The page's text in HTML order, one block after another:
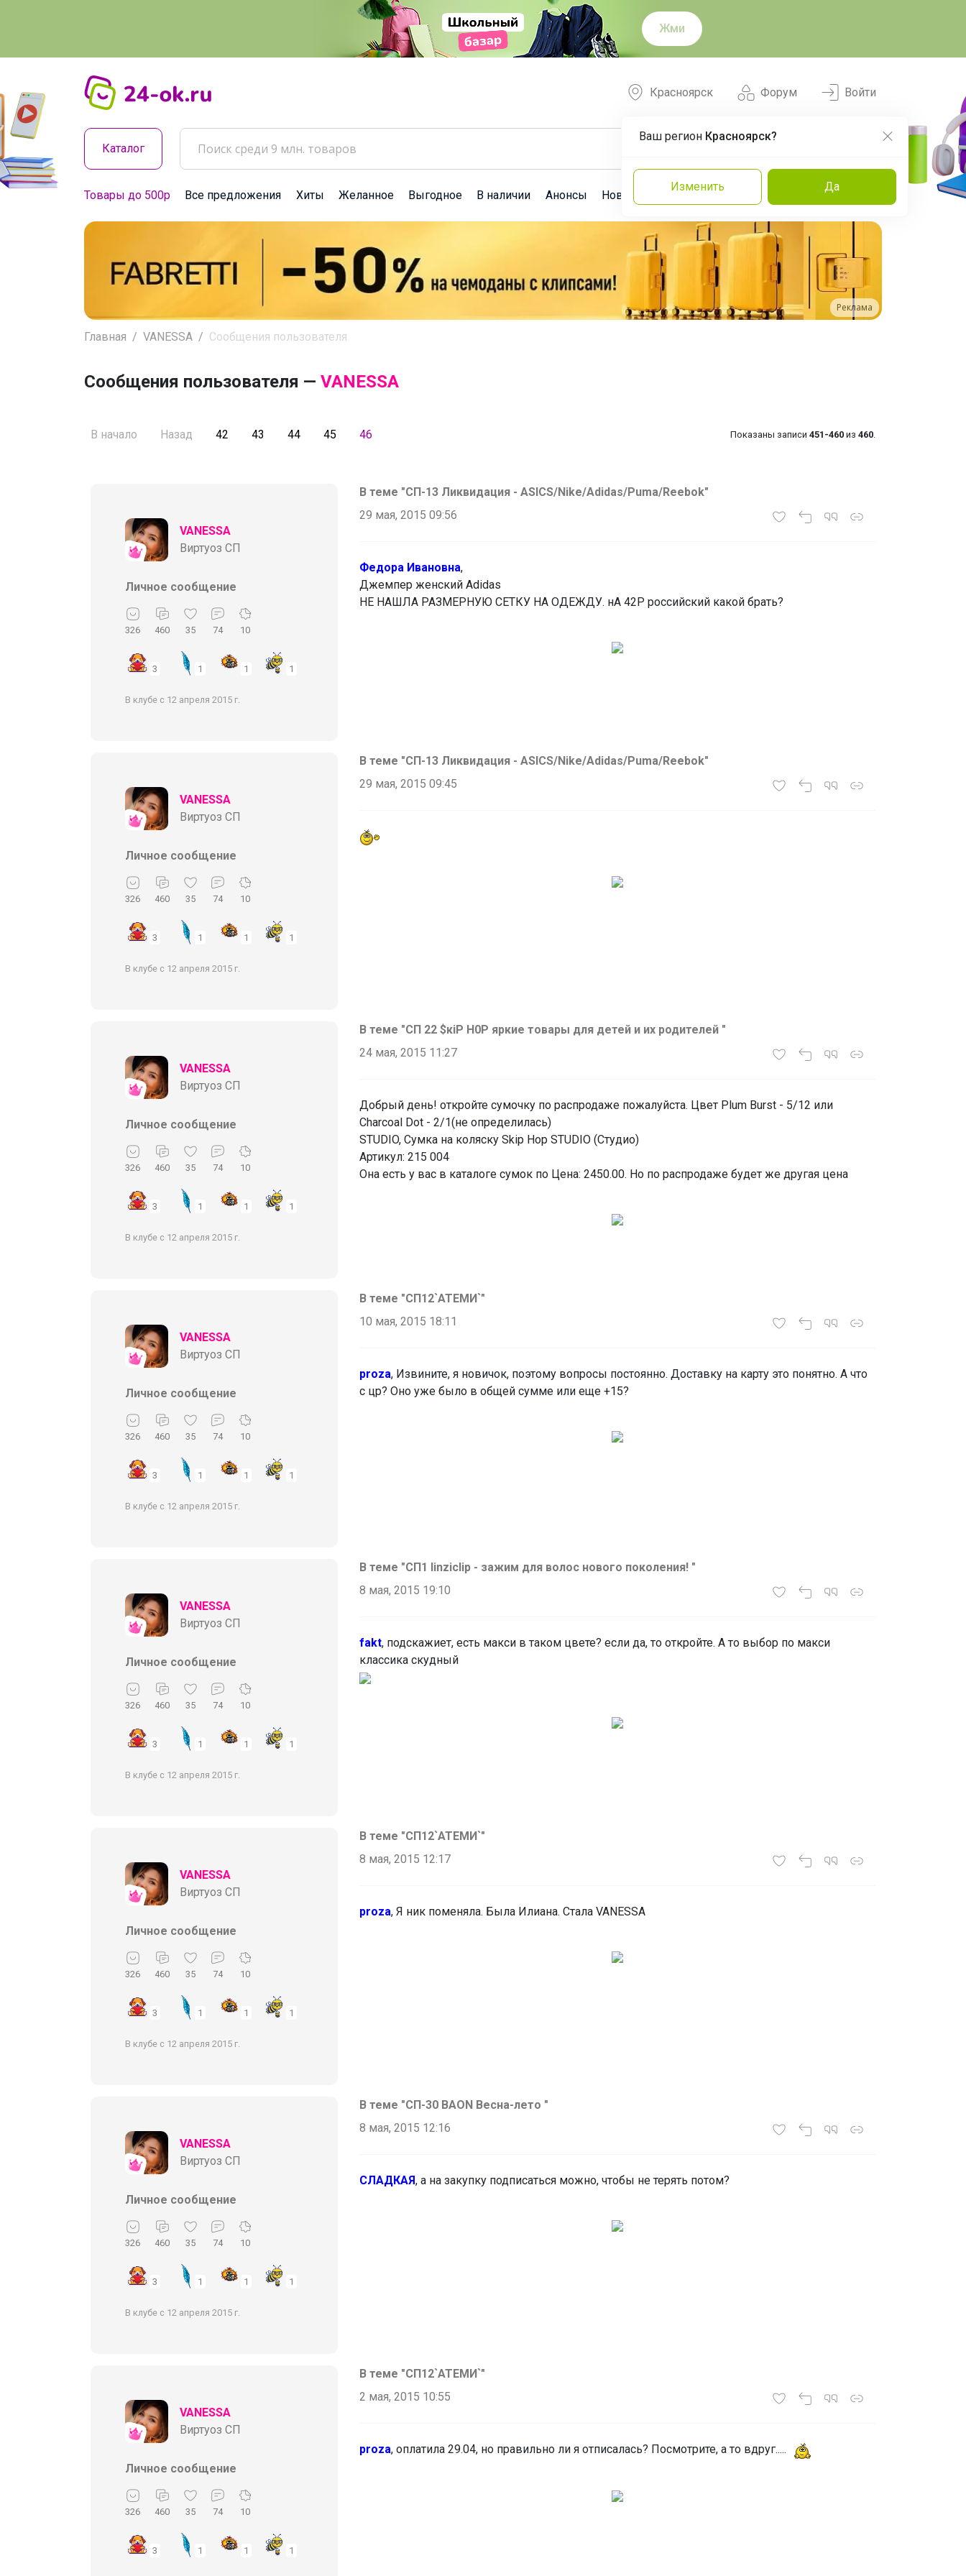
Жми
Форум
Красноярск
Ваш регион Красноярск?
Изменить Да
Войти
Каталог
Товары до 500р Все предложения Хиты Желанное Выгодное В наличии Анонсы Новости Команда Эксперты
Реклама
Главная VANESSA Сообщения пользователя
Сообщения пользователя — VANESSA
В начало Назад 42 43 44 45 46 Показаны записи 451-460 из 460.
VANESSA
Виртуоз СП
Личное сообщение
326 460 35 74 10
3 1 1 1
В клубе с 12 апреля 2015 г.
В теме "СП-13 Ликвидация - ASICS/Nike/Adidas/Puma/Reebok"
29 мая, 2015 09:56
Федора Ивановна,
Джемпер женский Adidas
НЕ НАШЛА РАЗМЕРНУЮ СЕТКУ НА ОДЕЖДУ. нА 42Р российский какой брать?
VANESSA
Виртуоз СП
Личное сообщение
326 460 35 74 10
3 1 1 1
В клубе с 12 апреля 2015 г.
В теме "СП-13 Ликвидация - ASICS/Nike/Adidas/Puma/Reebok"
29 мая, 2015 09:45
VANESSA
Виртуоз СП
Личное сообщение
326 460 35 74 10
3 1 1 1
В клубе с 12 апреля 2015 г.
В теме "СП 22 $кiР H0P яркие товары для детей и их родителей "
24 мая, 2015 11:27
Добрый день! откройте сумочку по распродаже пожалуйста. Цвет Plum Burst - 5/12 или
Charcoal Dot - 2/1(не определилась)
STUDIO, Сумка на коляску Skip Hop STUDIO (Студио)
Артикул: 215 004
Она есть у вас в каталоге сумок по Цена: 2450.00. Но по распродаже будет же другая цена
VANESSA
Виртуоз СП
Личное сообщение
326 460 35 74 10
3 1 1 1
В клубе с 12 апреля 2015 г.
В теме "СП12`АТЕМИ`"
10 мая, 2015 18:11
proza, Извините, я новичок, поэтому вопросы постоянно. Доставку на карту это понятно. А что
с цр? Оно уже было в общей сумме или еще +15?
VANESSA
Виртуоз СП
Личное сообщение
326 460 35 74 10
3 1 1 1
В клубе с 12 апреля 2015 г.
В теме "СП1 linziclip - зажим для волос нового поколения! "
8 мая, 2015 19:10
fakt, подскажиет, есть макси в таком цвете? если да, то откройте. А то выбор по макси
классика скудный
VANESSA
Виртуоз СП
Личное сообщение
326 460 35 74 10
3 1 1 1
В клубе с 12 апреля 2015 г.
В теме "СП12`АТЕМИ`"
8 мая, 2015 12:17
proza, Я ник поменяла. Была Илиана. Стала VANESSA
VANESSA
Виртуоз СП
Личное сообщение
326 460 35 74 10
3 1 1 1
В клубе с 12 апреля 2015 г.
В теме "СП-30 ВАОN Весна-лето "
8 мая, 2015 12:16
СЛАДКАЯ, а на закупку подписаться можно, чтобы не терять потом?
VANESSA
Виртуоз СП
Личное сообщение
326 460 35 74 10
3 1 1 1
В теме "СП12`АТЕМИ`"
2 мая, 2015 10:55
proza, оплатила 29.04, но правильно ли я отписалась? Посмотрите, а то вдруг.....